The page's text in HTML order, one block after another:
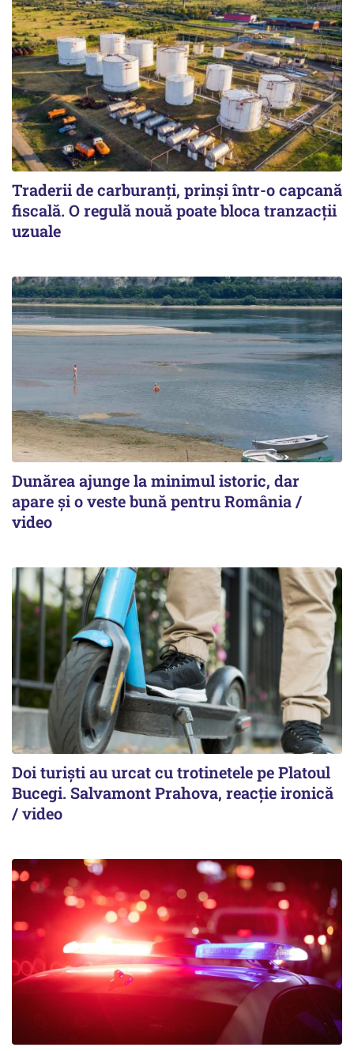
Traderii de carburanți, prinși într-o capcană
fiscală. O regulă nouă poate bloca tranzacții
uzuale
Dunărea ajunge la minimul istoric, dar
apare și o veste bună pentru România /
video
Doi turiști au urcat cu trotinetele pe Platoul
Bucegi. Salvamont Prahova, reacție ironică
/ video